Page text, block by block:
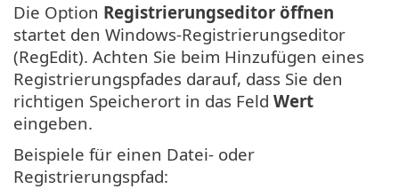
Die Option Registrierungseditor öffnen
startet den Windows-Registrierungseditor
(RegEdit). Achten Sie beim Hinzufügen eines
Registrierungspfades darauf, dass Sie den
richtigen Speicherort in das Feld Wert
eingeben.
Beispiele für einen Datei- oder
Registrierungspfad: